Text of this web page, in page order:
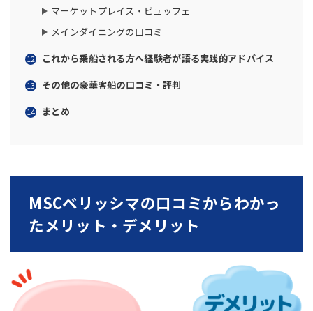
マーケットプレイス・ビュッフェ
メインダイニングの口コミ
これから乗船される方へ経験者が語る実践的アドバイス
その他の豪華客船の口コミ・評判
まとめ
MSCベリッシマの口コミからわかっ
たメリット・デメリット